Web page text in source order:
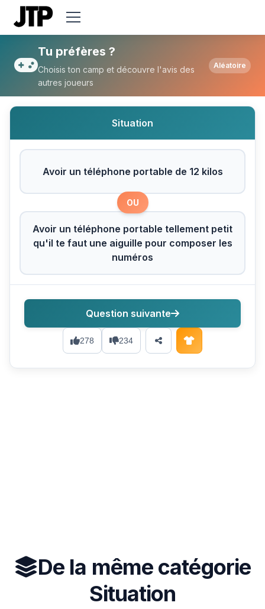
Tu préfères Avoir un téléphone portable
Tu préfères ?
Choisis ton camp et découvre l'avis des
autres joueurs
Aléatoire
Situation
Avoir un téléphone portable de 12 kilos
OU
Avoir un téléphone portable tellement petit
qu'il te faut une aiguille pour composer les
numéros
278 234
Question suivante
De la même catégorie
Situation